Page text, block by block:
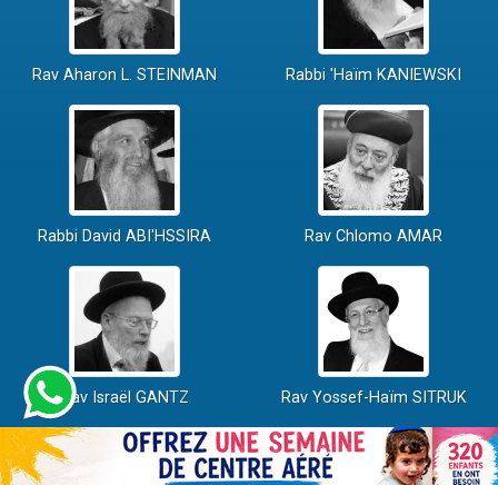
Rav Aharon L. STEINMAN Rabbi 'Haïm KANIEWSKI
Rabbi David ABI'HSSIRA Rav Chlomo AMAR
Rav Israël GANTZ Rav Yossef-Haïm SITRUK